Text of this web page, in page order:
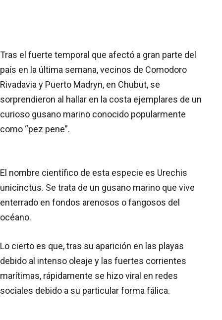
Tras el fuerte temporal que afectó a gran parte del
país en la última semana, vecinos de Comodoro
Rivadavia y Puerto Madryn, en Chubut, se
sorprendieron al hallar en la costa ejemplares de un
curioso gusano marino conocido popularmente
como “pez pene”.
El nombre científico de esta especie es Urechis
unicinctus. Se trata de un gusano marino que vive
enterrado en fondos arenosos o fangosos del
océano.
Lo cierto es que, tras su aparición en las playas
debido al intenso oleaje y las fuertes corrientes
marítimas, rápidamente se hizo viral en redes
sociales debido a su particular forma fálica.